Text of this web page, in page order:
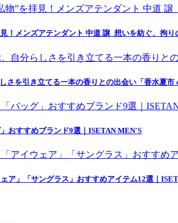
！メンズアテンダント 中道 譲_想いを紡ぐ、拘
さを引き立てる一本の香りとの出会い「香水夏市
おすすめブランド9選｜ISETAN MEN'S
ア」「サングラス」おすすめアイテム12選｜